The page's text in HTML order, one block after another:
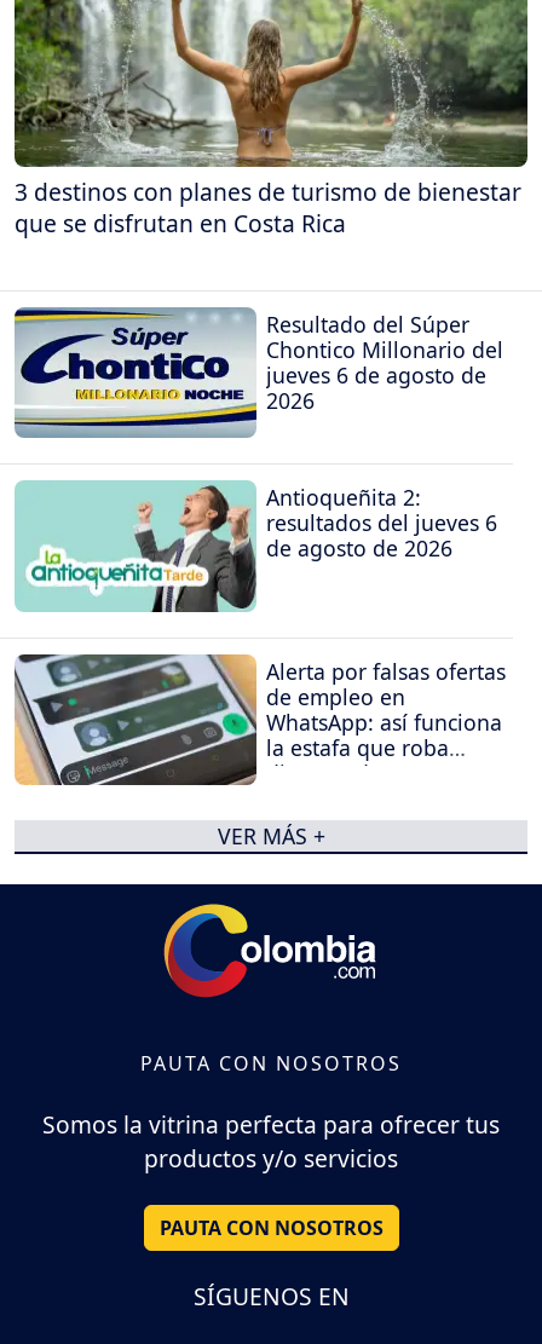
3 destinos con planes de turismo de bienestar
que se disfrutan en Costa Rica
Resultado del Súper
Chontico Millonario del
jueves 6 de agosto de
2026
Antioqueñita 2:
resultados del jueves 6
de agosto de 2026
Alerta por falsas ofertas
de empleo en
WhatsApp: así funciona
la estafa que roba
dinero y datos
VER MÁS +
PAUTA CON NOSOTROS
Somos la vitrina perfecta para ofrecer tus
productos y/o servicios
PAUTA CON NOSOTROS
SÍGUENOS EN